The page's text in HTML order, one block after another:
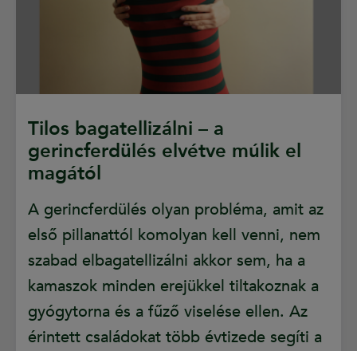
Tilos bagatellizálni – a
gerincferdülés elvétve múlik el
magától
A gerincferdülés olyan probléma, amit az
első pillanattól komolyan kell venni, nem
szabad elbagatellizálni akkor sem, ha a
kamaszok minden erejükkel tiltakoznak a
gyógytorna és a fűző viselése ellen. Az
érintett családokat több évtizede segíti a